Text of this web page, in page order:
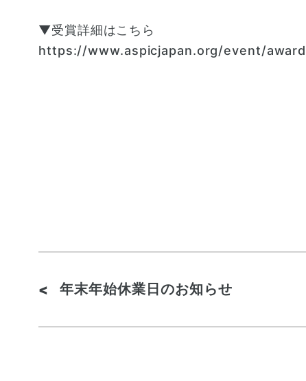
▼受賞詳細はこちら
https://www.aspicjapan.org/event/
< 年末年始休業日のお知らせ